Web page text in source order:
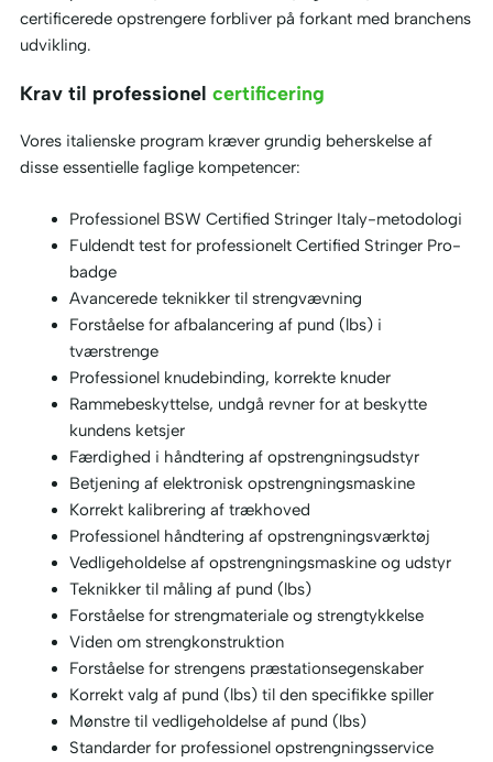
certificerede opstrengere forbliver på forkant med branchens
udvikling.
Krav til professionel certificering
Vores italienske program kræver grundig beherskelse af
disse essentielle faglige kompetencer:
Professionel BSW Certified Stringer Italy-metodologi
Fuldendt test for professionelt Certified Stringer Pro-
badge
Avancerede teknikker til strengvævning
Forståelse for afbalancering af pund (lbs) i
tværstrenge
Professionel knudebinding, korrekte knuder
Rammebeskyttelse, undgå revner for at beskytte
kundens ketsjer
Færdighed i håndtering af opstrengningsudstyr
Betjening af elektronisk opstrengningsmaskine
Korrekt kalibrering af trækhoved
Professionel håndtering af opstrengningsværktøj
Vedligeholdelse af opstrengningsmaskine og udstyr
Teknikker til måling af pund (lbs)
Forståelse for strengmateriale og strengtykkelse
Viden om strengkonstruktion
Forståelse for strengens præstationsegenskaber
Korrekt valg af pund (lbs) til den specifikke spiller
Mønstre til vedligeholdelse af pund (lbs)
Standarder for professionel opstrengningsservice